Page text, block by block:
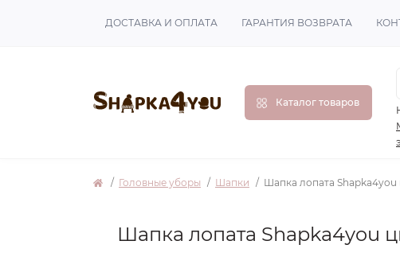
ДОСТАВКА И ОПЛАТА ГАРАНТИЯ ВОЗВРАТА
Каталог товаров
Головные уборы Шапки Шапка лопата
Шапка лопата Shapka4you